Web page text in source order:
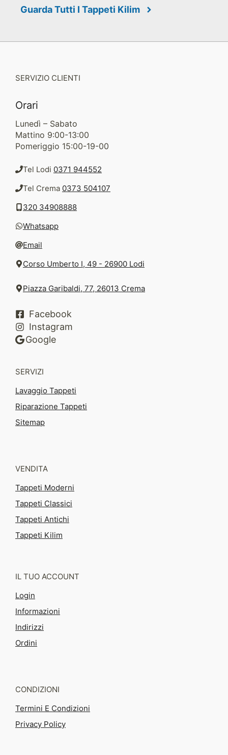
Guarda Tutti I Tappeti Kilim
SERVIZIO CLIENTI
Orari
Lunedì – Sabato
Mattino 9:00-13:00
Pomeriggio 15:00-19-00
Tel Lodi 0371 944552
Tel Crema 0373 504107
320 34908888
Whatsapp
Email
Corso Umberto I, 49 - 26900 Lodi
Piazza Garibaldi, 77, 26013 Crema
Facebook
Instagram
Google
SERVIZI
Lavaggio Tappeti
Riparazione Tappeti
Sitemap
VENDITA
Tappeti Moderni
Tappeti Classici
Tappeti Antichi
Tappeti Kilim
IL TUO ACCOUNT
Login
Informazioni
Indirizzi
Ordini
CONDIZIONI
Termini E Condizioni
Privacy Policy